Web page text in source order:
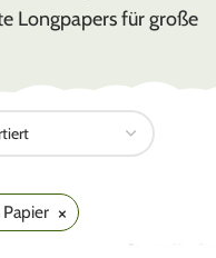
Longpapers für große
×